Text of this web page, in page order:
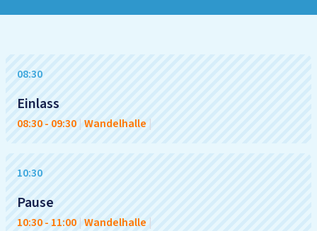
08:30
Einlass
08:30- 09:30 | Wandelhalle |
10:30
Pause
10:30- 11:00 | Wandelhalle |